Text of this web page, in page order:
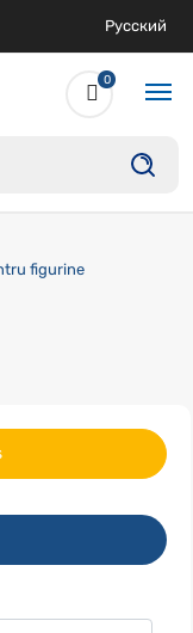
Русский
0
figurine